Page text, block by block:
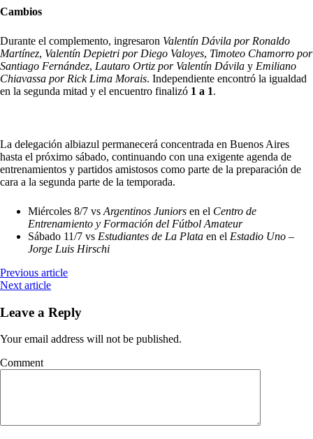
Cambios
Durante el complemento, ingresaron Valentín Dávila por Ronaldo
Martínez, Valentín Depietri por Diego Valoyes, Timoteo Chamorro por
Santiago Fernández, Lautaro Ortiz por Valentín Dávila y Emiliano
Chiavassa por Rick Lima Morais. Independiente encontró la igualdad
en la segunda mitad y el encuentro finalizó 1 a 1.
La delegación albiazul permanecerá concentrada en Buenos Aires
hasta el próximo sábado, continuando con una exigente agenda de
entrenamientos y partidos amistosos como parte de la preparación de
cara a la segunda parte de la temporada.
Miércoles 8/7 vs Argentinos Juniors en el Centro de
Entrenamiento y Formación del Fútbol Amateur
Sábado 11/7 vs Estudiantes de La Plata en el Estadio Uno –
Jorge Luis Hirschi
Previous article
Next article
Leave a Reply
Your email address will not be published.
Comment